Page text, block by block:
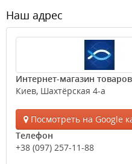
Наш адрес
Интернет-магазин
Киев, Шахтёрская 4-а
Посмотреть на Google
Телефон
+38 (097) 257-11-88